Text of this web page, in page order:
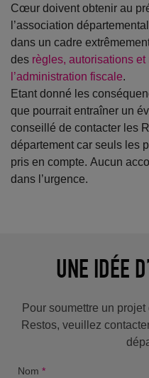
Cœur doivent obtenir au
l’association
dans un cadre
des règles, autorisations
l’administration fiscale.
Etant donné les
que pourrait entraîner un
conseillé de contacter les
département car seuls les
pris en compte. Aucun
dans l’urgence.
UNE IDÉE
Pour soumettre un
Restos, veuillez
Nom *